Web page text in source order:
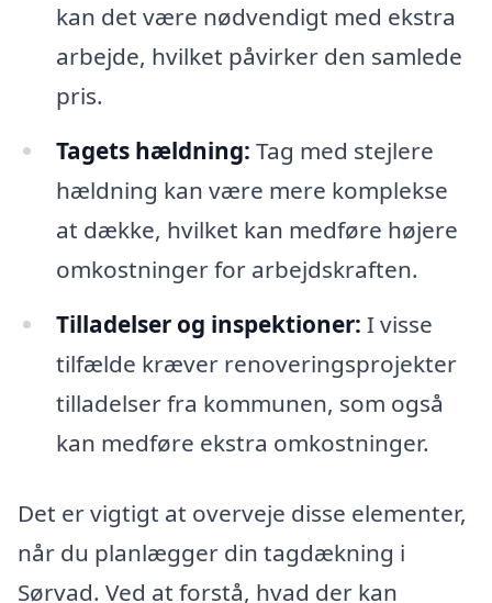
kan det være nødvendigt med ekstra
arbejde, hvilket påvirker den samlede
pris.
Tagets hældning: Tag med stejlere
hældning kan være mere komplekse
at dække, hvilket kan medføre højere
omkostninger for arbejdskraften.
Tilladelser og inspektioner: I visse
tilfælde kræver renoveringsprojekter
tilladelser fra kommunen, som også
kan medføre ekstra omkostninger.
Det er vigtigt at overveje disse elementer,
når du planlægger din tagdækning i
Sørvad. Ved at forstå, hvad der kan